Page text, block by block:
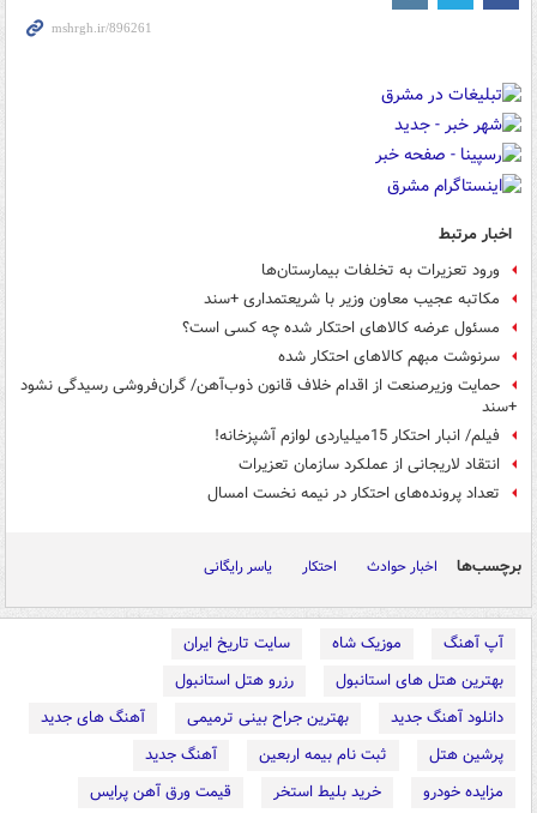
اخبار مرتبط
ورود تعزیرات به تخلفات بیمارستان‌ها
مکاتبه عجیب معاون وزیر با شریعتمداری +سند
مسئول عرضه کالاهای احتکار شده چه کسی است؟
سرنوشت مبهم کالاهای احتکار شده
حمایت وزیرصنعت از اقدام خلاف قانون ذوب‌آهن/ گران‌فروشی رسیدگی نشود
+سند
فیلم/ انبار احتکار 15میلیاردی لوازم آشپزخانه!
انتقاد لاریجانی از عملکرد سازمان تعزیرات
تعداد پرونده‌های احتکار در نیمه نخست امسال
برچسب‌ها اخبار حوادث احتکار یاسر رایگانی
آپ آهنگ موزیک شاه
سایت تاریخ ایران
بهترین هتل های استانبول
رزرو هتل استانبول
دانلود آهنگ جدید
بهترین جراح بینی ترمیمی
آهنگ های جدید
پرشین هتل
ثبت نام بیمه اربعین
آهنگ جدید
مزایده خودرو
خرید بلیط استخر
قیمت ورق آهن پرایس